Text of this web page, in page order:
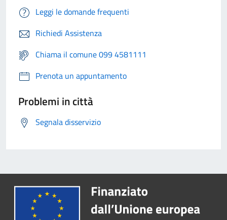
Leggi le domande frequenti
Richiedi Assistenza
Chiama il comune 099 4581111
Prenota un appuntamento
Problemi in città
Segnala disservizio